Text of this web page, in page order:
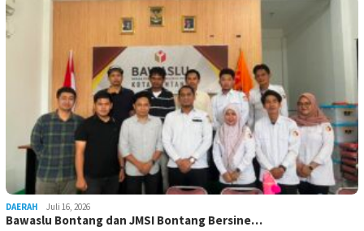
DAERAH Juli 16, 2026
Bawaslu Bontang dan JMSI Bontang Bersine…